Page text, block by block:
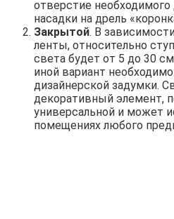
отверстие
насадки на дрель
Закрытой. В
ленты, относительно
света будет от 5 до 30
иной вариант
дизайнерской задумки.
декоративный элемент,
универсальной и может
помещениях любого